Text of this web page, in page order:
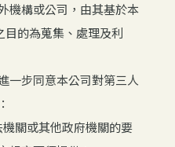
機構或公司，由其基於本
目的為蒐集、處理及利
一步同意本公司對第三人
關或其他政府機關的要